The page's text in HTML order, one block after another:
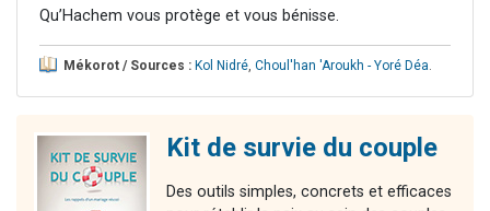
Qu’Hachem vous protège et vous bénisse.
Mékorot / Sources : Kol Nidré, Choul'han 'Aroukh - Yoré Déa.
Kit de survie du couple
Des outils simples, concrets et efficaces